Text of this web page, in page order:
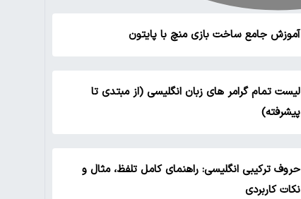
آموزش جامع ساخت بازی منچ با پایتون
لیست تمام گرامر های زبان انگلیسی (از مبتدی تا
پیشرفته)
حروف ترکیبی انگلیسی: راهنمای کامل تلفظ، مثال و
نکات کاربردی